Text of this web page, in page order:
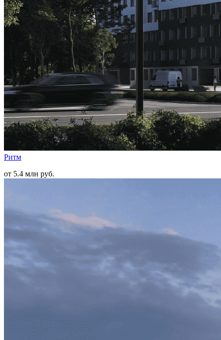
Ритм
от 5.4 млн руб.